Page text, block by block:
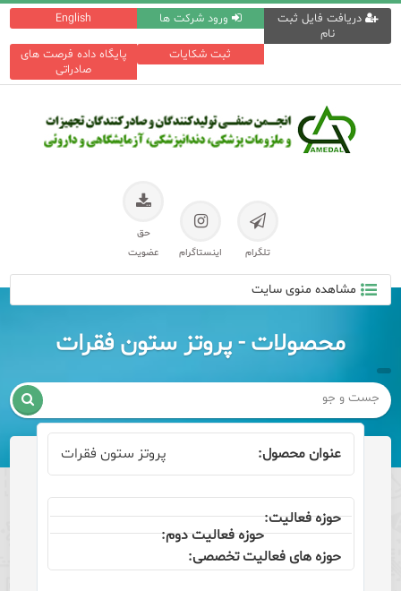
English ورود شرکت ها
دریافت فایل ثبت
نام
پایگاه داده فرصت های
صادراتی
ثبت شکایات
تلگرام اینستاگرام
حق
عضویت
مشاهده منوی سایت
محصولات - پروتز ستون فقرات

پروتز ستون فقرات